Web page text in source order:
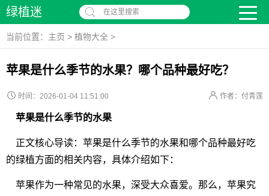
绿植迷 在这里搜索
当前位置： 主页 > 植物大全 >
苹果是什么季节的水果？哪个品种最好吃？
时间：2026-01-04 11:51:00 作者：付青莲
苹果是什么季节的水果
正文核心导读：苹果是什么季节的水果和哪个品种最好吃
的绿植方面的相关内容，具体介绍如下：
苹果作为一种常见的水果，深受大众喜爱。那么，苹果究